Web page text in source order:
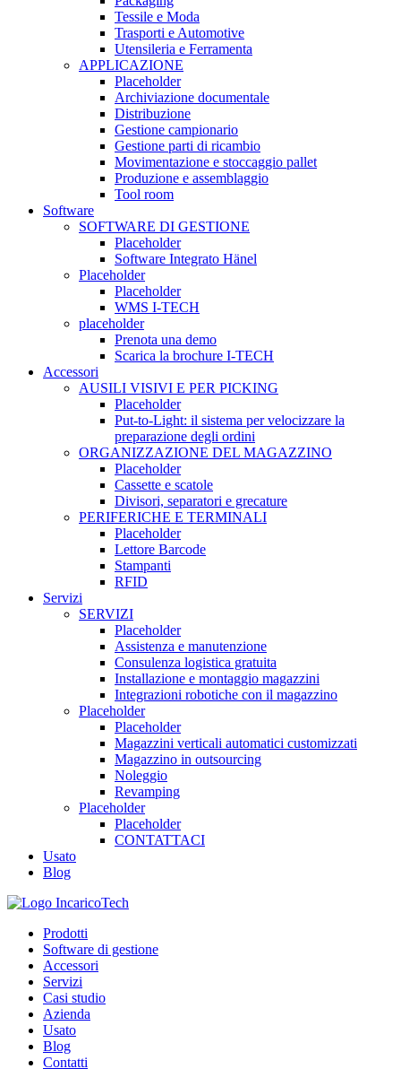
Tessile e Moda
Trasporti e Automotive
Utensileria e Ferramenta
APPLICAZIONE
Placeholder
Archiviazione documentale
Distribuzione
Gestione campionario
Gestione parti di ricambio
Movimentazione e stoccaggio pallet
Produzione e assemblaggio
Tool room
Software
SOFTWARE DI GESTIONE
Placeholder
Software Integrato Hänel
Placeholder
Placeholder
WMS I-TECH
placeholder
Prenota una demo
Scarica la brochure I-TECH
Accessori
AUSILI VISIVI E PER PICKING
Placeholder
Put-to-Light: il sistema per velocizzare la
preparazione degli ordini
ORGANIZZAZIONE DEL MAGAZZINO
Placeholder
Cassette e scatole
Divisori, separatori e grecature
PERIFERICHE E TERMINALI
Placeholder
Lettore Barcode
Stampanti
RFID
Servizi
SERVIZI
Placeholder
Assistenza e manutenzione
Consulenza logistica gratuita
Installazione e montaggio magazzini
Integrazioni robotiche con il magazzino
Placeholder
Placeholder
Magazzini verticali automatici customizzati
Magazzino in outsourcing
Noleggio
Revamping
Placeholder
Placeholder
CONTATTACI
Usato
Blog
Prodotti
Software di gestione
Accessori
Servizi
Casi studio
Azienda
Usato
Blog
Contatti